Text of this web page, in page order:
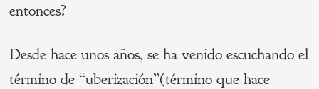
entonces?
Desde hace unos años, se ha venido escuchando el
término de “uberización”(término que hace